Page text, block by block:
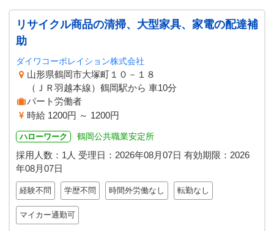
リサイクル商品の清掃、大型家具、家電の配達補
助
ダイワコーポレイション株式会社
山形県鶴岡市大塚町１０－１８
（ＪＲ羽越本線）鶴岡駅から 車10分
パート労働者
時給 1200円 ～ 1200円
ハローワーク 鶴岡公共職業安定所
採用人数：1人 受理日： 2026年08月07日 有効期限： 2026
年08月07日
経験不問 学歴不問 時間外労働なし 転勤なし
マイカー通勤可